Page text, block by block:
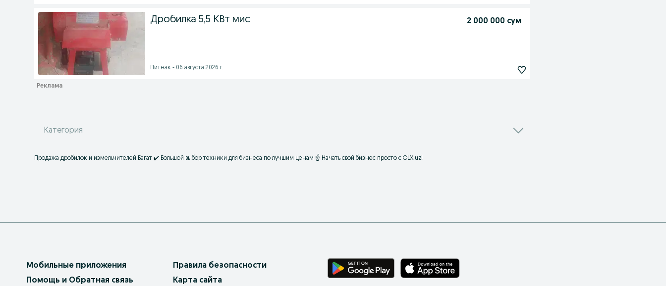
Дробилка 5,5 КВт мис 2 000 000 сум
Питнак - 06 августа 2026 г.
Категория
Продажа дробилок и измельчителей Багат ✔️ Большой выбор техники для бизнеса по лучшим ценам ☝ Начать свой бизнес просто с OLX.uz!
Мобильные приложения
Помощь и Обратная связь
Правила безопасности
Карта сайта